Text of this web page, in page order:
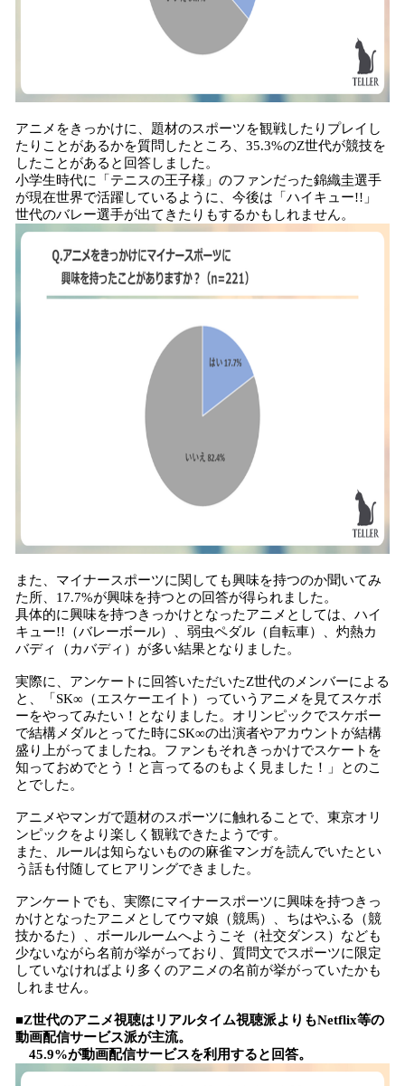
アニメをきっかけに、題材のスポーツを観戦したりプレイし
たりことがあるかを質問したところ、35.3%のZ世代が競技を
したことがあると回答しました。
小学生時代に「テニスの王子様」のファンだった錦織圭選手
が現在世界で活躍しているように、今後は「ハイキュー!!」
世代のバレー選手が出てきたりもするかもしれません。
また、マイナースポーツに関しても興味を持つのか聞いてみ
た所、17.7%が興味を持つとの回答が得られました。
具体的に興味を持つきっかけとなったアニメとしては、ハイ
キュー!!（バレーボール）、弱虫ペダル（自転車）、灼熱カ
バディ（カバディ）が多い結果となりました。
実際に、アンケートに回答いただいたZ世代のメンバーによる
と、「SK∞（エスケーエイト）っていうアニメを見てスケボ
ーをやってみたい！となりました。オリンピックでスケボー
で結構メダルとってた時にSK∞の出演者やアカウントが結構
盛り上がってましたね。ファンもそれきっかけでスケートを
知っておめでとう！と言ってるのもよく見ました！」とのこ
とでした。
アニメやマンガで題材のスポーツに触れることで、東京オリ
ンピックをより楽しく観戦できたようです。
また、ルールは知らないものの麻雀マンガを読んでいたとい
う話も付随してヒアリングできました。
アンケートでも、実際にマイナースポーツに興味を持つきっ
かけとなったアニメとしてウマ娘（競馬）、ちはやふる（競
技かるた）、ボールルームへようこそ（社交ダンス）なども
少ないながら名前が挙がっており、質問文でスポーツに限定
していなければより多くのアニメの名前が挙がっていたかも
しれません。
■Z世代のアニメ視聴はリアルタイム視聴派よりもNetflix等の
動画配信サービス派が主流。
45.9%が動画配信サービスを利用すると回答。